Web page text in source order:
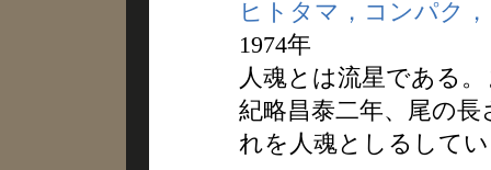
ヒトタマ，コンパク
1974年
人魂とは流星である
紀略昌泰二年、尾の
れを人魂としるして